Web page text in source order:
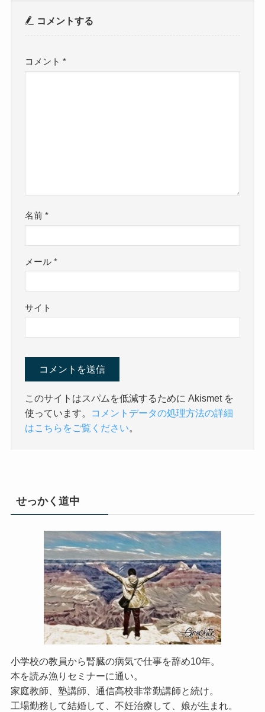
コメントする
コメント*
名前*
メール*
サイト
このサイトはスパムを低減するために Akismet を
使っています。
コメントデータの処理方法の詳細
はこちらをご覧ください。
せっかく道中
小学校の教員から腎臓の病気で仕事を辞め10年。
本を読み漁りセミナーに通い。
家庭教師、塾講師、通信高校非常勤講師と続け。
工場勤務して結婚して、不妊治療して、娘が生まれ。